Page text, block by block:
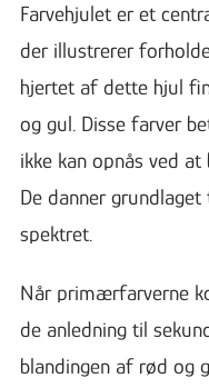
Farvehjulet er et
der illustrerer
hjertet af dette hjul
og gul. Disse farver
ikke kan opnås ved
De danner
spektret.
Når primærfarverne
de anledning til
blandingen af rød og